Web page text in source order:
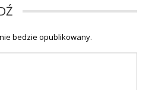
bedzie opublikowany.